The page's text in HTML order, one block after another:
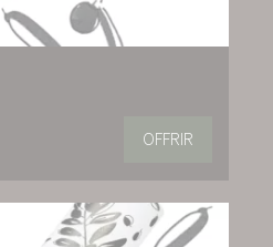
OFFRIR